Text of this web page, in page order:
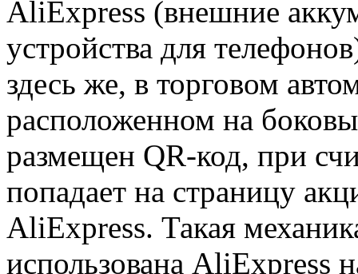
AliExpress (внешние
устройства для
здесь же, в торговом
расположенном на
размещен QR-код, при
попадает на страницу
AliExpress. Такая
использована AliExpress